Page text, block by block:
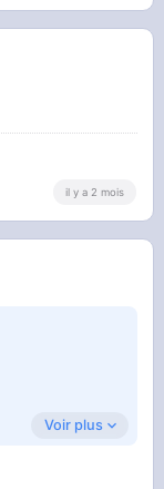
il y a 2 mois
Voir plus